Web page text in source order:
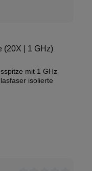
(20X | 1 GHz)
mit 1 GHz
isolierte